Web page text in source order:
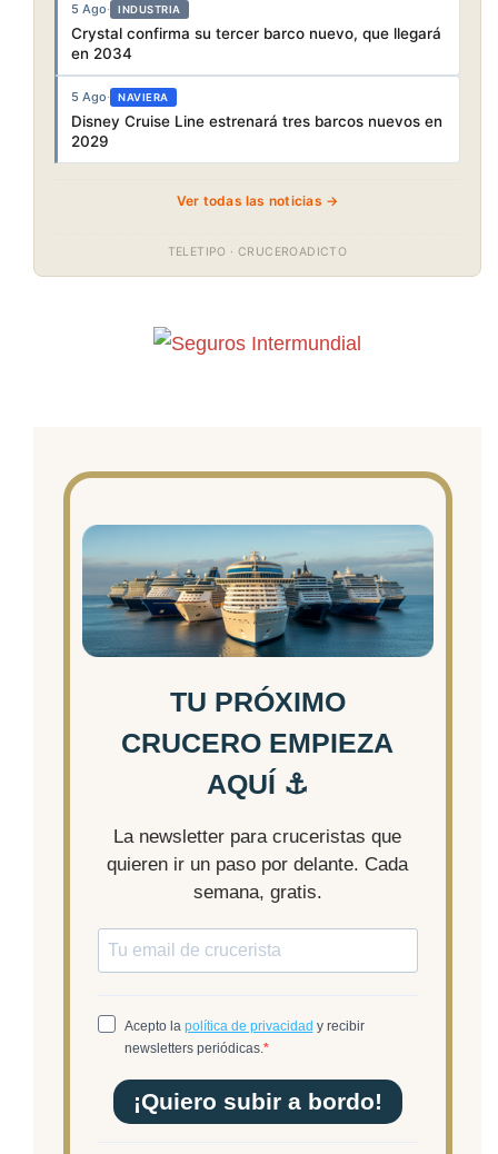
5 Ago· INDUSTRIA
Crystal confirma su tercer barco nuevo, que llegará
en 2034
5 Ago· NAVIERA
Disney Cruise Line estrenará tres barcos nuevos en
2029
Ver todas las noticias →
TELETIPO · CRUCEROADICTO